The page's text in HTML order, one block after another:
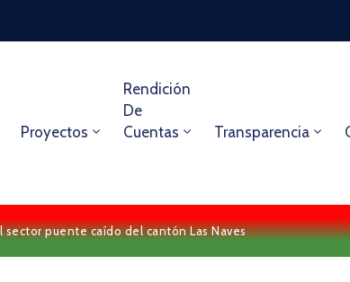
Proyectos
Rendición
De
Cuentas
Transparencia
puente caído del cantón Las Naves